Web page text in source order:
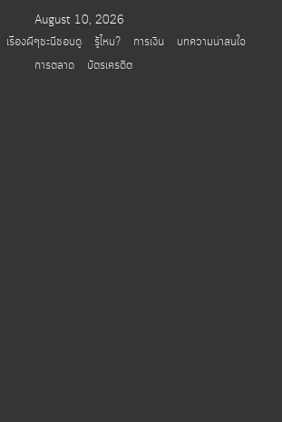
August 10, 2026
เรื่องผีๆชะนีชอบดู รู้ไหม? การเงิน
บทความน่าสนใจ
การตลาด
บัตรเครดิต